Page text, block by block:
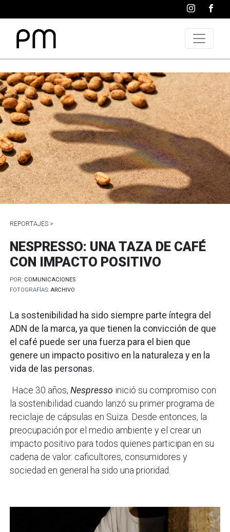
REPORTAJES >
NESPRESSO: UNA TAZA DE CAFÉ
CON IMPACTO POSITIVO
POR: COMUNICACIONES
FOTOGRAFÍAS:ARCHIVO
La sostenibilidad ha sido siempre parte íntegra del
ADN de la marca, ya que tienen la convicción de que
el café puede ser una fuerza para el bien que
genere un impacto positivo en la naturaleza y en la
vida de las personas.
Hace 30 años,Nespresso inició su compromiso con
la sostenibilidad cuando lanzó su primer programa de
reciclaje de cápsulas en Suiza. Desde entonces, la
preocupación por el medio ambiente y el crear un
impacto positivo para todos quienes participan en su
cadena de valor: caficultores, consumidores y
sociedad en general ha sido una prioridad.